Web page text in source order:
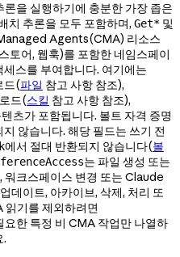
론을 실행하기에 충분한 가장 좁은
치 추론을 모두 포함하며, Get* 및
Agents(CMA) 리소스
토어, 웹훅)를 포함한 네임스페이
스를 부여합니다. 여기에는
드(파일 참고 사항 참조),
드(스킬 참고 사항 참조),
츠가 포함됩니다. 볼트 자격 증명
않습니다. 해당 필드는 쓰기 전
에서 절대 반환되지 않습니다(볼
는 파일 생성 또는
워크스페이스 변경 또는 Claude
이트, 아카이브, 삭제, 처리 또
읽기를 제외하려면
요한 특정 비 CMA 작업만 나열하
.